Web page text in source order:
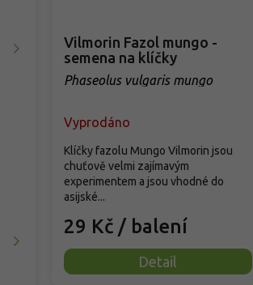
Vilmorin Fazol mungo -
semena na klíčky
Phaseolus vulgaris mungo
Vyprodáno
29 Kč / balení
Detail
Klíčky fazolu Mungo Vilmorin jsou
chuťově velmi zajímavým
experimentem a jsou vhodné do
asijské...